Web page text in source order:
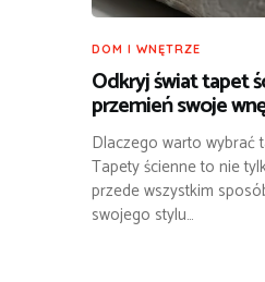
DOM I WNĘTRZE
Odkryj świat tapet
przemień swoje
Dlaczego warto wybrać
Tapety ścienne to nie
przede wszystkim
swojego stylu…